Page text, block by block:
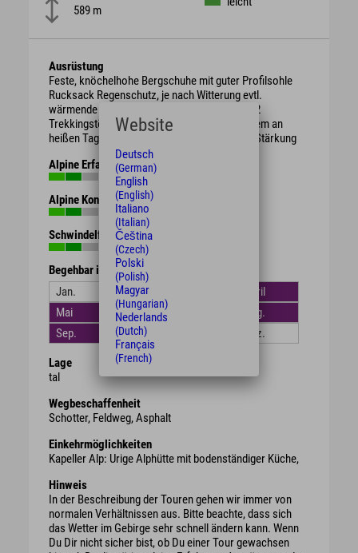
589 m
Ausrüstung
Feste, knöchelhohe Bergschuhe mit guter Profilsohle
Rucksack Regenschutz, je nach Witterung evtl.
wärmende Kleidung oder Sonnenschutz ggf. 2
Trekkingstöcke ausreichend Getränke vor allem an
heißen Tagen evtl. Brotzeit / Süßigkeiten zur Stärkung
Alpine Erfahrung
Alpine Kondition
Schwindelfreiheit
Begehbar in den Monaten
Jan.
Feb.
April
Mai
Juni
Aug.
Sep.
Okt. Dez.
Lage
tal
Wegbeschaffenheit
Schotter, Feldweg, Asphalt
Einkehrmöglichkeiten
Kapeller Alp: Urige Alphütte mit bodenständiger Küche,
Hinweis
In der Beschreibung der Touren gehen wir immer von
normalen Verhältnissen aus. Bitte beachte, dass sich
das Wetter im Gebirge sehr schnell ändern kann. Wenn
Du Dir nicht sicher bist, ob Du einer Tour gewachsen
Website
Deutsch
(German)
English
(English)
Italiano
(Italian)
Čeština
(Czech)
Polski
(Polish)
Magyar
(Hungarian)
Nederlands
(Dutch)
Français
(French)